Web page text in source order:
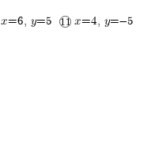
x=6, y=5 x=4, y=-5